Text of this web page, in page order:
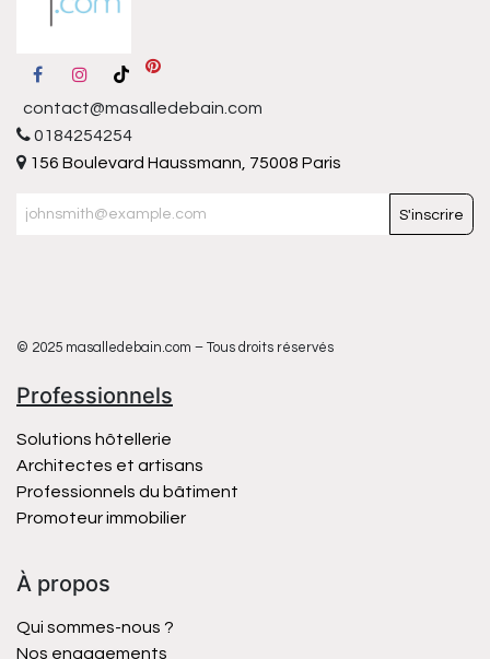
contact@masalledebain.com
0184254254
156 Boulevard Haussmann, 75008 Paris
S'inscrire
© 2025 masalledebain.com – Tous droits réservés
Professionnels
Solutions hôtellerie
Architectes et artisans
Professionnels du bâtiment
Promoteur immobilier
À propos
Qui sommes-nous ?
Nos engagements